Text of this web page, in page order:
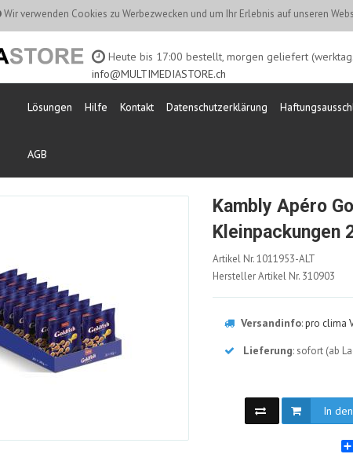
Wir verwenden Cookies zu Werbezwecken und um Ihr Erlebnis auf unseren
Heute bis 17:00 bestellt, morgen geliefert
info@MULTIMEDIASTORE.ch
Lösungen Hilfe Kontakt Datenschutzerklärung
AGB
Kambly Apéro
Kleinpackungen
1011953-
ALT
Artikel Nr.1011953-ALT
Hersteller Artikel Nr. 310903
Versandinfo:pro clima
Lieferung: sofort (ab
In